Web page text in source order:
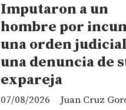
Imputaron a un
hombre por
una orden
una denuncia de
expareja
Juan Cruz
07/08/2026